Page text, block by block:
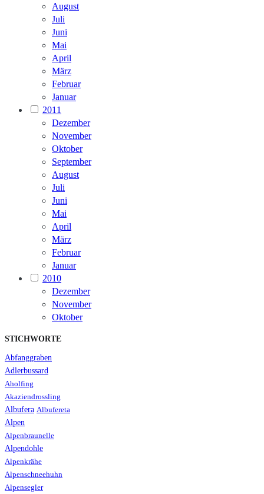
August
Juli
Juni
Mai
April
März
Februar
Januar
2011
Dezember
November
Oktober
September
August
Juli
Juni
Mai
April
März
Februar
Januar
2010
Dezember
November
Oktober
STICHWORTE
Abfanggraben
Adlerbussard
Aholfing
Akaziendrossling
Albufera Albufereta
Alpen
Alpenbraunelle
Alpendohle
Alpenkrähe
Alpenschneehuhn
Alpensegler